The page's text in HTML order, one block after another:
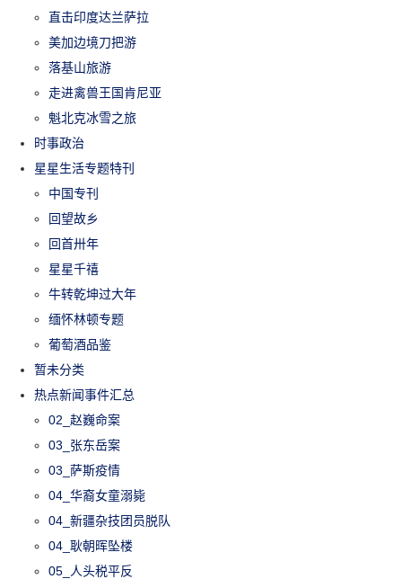
直击印度达兰萨拉
美加边境刀把游
落基山旅游
走进禽兽王国肯尼亚
魁北克冰雪之旅
时事政治
星星生活专题特刊
中国专刊
回望故乡
回首卅年
星星千禧
牛转乾坤过大年
缅怀林顿专题
葡萄酒品鉴
暂未分类
热点新闻事件汇总
02_赵巍命案
03_张东岳案
03_萨斯疫情
04_华裔女童溺毙
04_新疆杂技团员脱队
04_耿朝晖坠楼
05_人头税平反